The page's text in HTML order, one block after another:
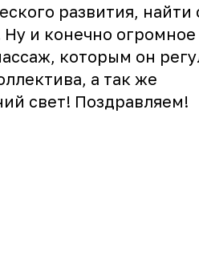
развития, найти
Ну и конечно огромное
которым он
а так же
свет! Поздравляем!